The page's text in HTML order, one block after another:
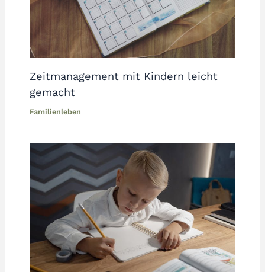
Zeitmanagement mit Kindern leicht
gemacht
Familienleben